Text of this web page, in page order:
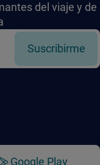
del viaje y de
Suscribirme
Google Play